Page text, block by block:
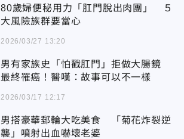
80歲婦便秘用力「肛門脫出肉團」 ５
大風險族群要當心
2026/03/27 13:20
男有家族史「怕戳肛門」拒做大腸鏡
最終罹癌！醫嘆：故事可以不一樣
2026/03/17 12:17
男搭豪華郵輪大吃美食 「菊花炸裂逆
襲」噴射出血嚇壞老婆